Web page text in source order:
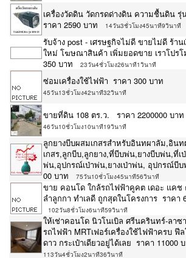
เครื่องวัดดิน วัดกรดด่างดิน ความชื้นดิน รุ่
ราคา 2590 บาท
14วัน3ชั่วโมง45นาที9วินาที
รับจ้าง post - เศรษฐกิจไม่ดี ขายไม่ดี ร้าน
ใหม่ โฆษณาสินค้า เพิ่มยอดขาย เราโปร
350 บาท
23วัน4ชั่วโมง26นาที1วินาที
ซ่อมเครื่องใช้ไฟฟ้า ราคา 300 บาท
45วัน13ชั่วโมง42นาที32วินาที
ขายที่ดิน 108 ตร.ว. ราคา 2200000 บาท
46วัน10ชั่วโมง10นาที19วินาที
ลูกยางบีบผสมเกสรสำหรับอินทผาลัม,อิน
เกสร,ลูกบีบ,ลูกยาง,ที่บีบพ่น,ยางบีบพ่น,ที่เ
พ่น,อุปกรณ์เป่าพ่น,ยางเป่าพ่น, อุปกรณ์บี
00 บาท
75วัน10ชั่วโมง45นาที56วินาที
ขาย คอนโด ใกล้รถไฟฟ้าคูคต เดอะ แคช
ลำลูกกา ทำเลดี ถูกสุดในโครงการ ราคา
102วัน8ชั่วโมง6นาที59วินาที
ให้เช่าคอนโด นิวโนเบิล ศรีนครินทร์-ลาซ
รถไฟฟ้า MRTเฟอร์เครื่องใช้ไฟฟ้าครบ ฟี
ดาว กระเป๋าเดียวอยู่ได้เลย ราคา 11000
113วัน4ชั่วโมง2นาที36วินาที